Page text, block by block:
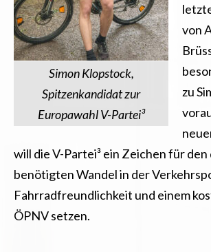
Simon Klopstock,
Spitzenkandidat zur
Europawahl V-Partei³
von
zu
will die V-Partei³ ein Zeichen für
benötigten Wandel in der
Fahrradfreundlichkeit und einem
ÖPNV setzen.